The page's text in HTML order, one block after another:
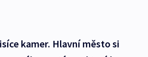
kamer. Hlavní město si